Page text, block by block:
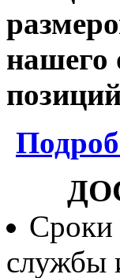
нашего
Сроки
службы